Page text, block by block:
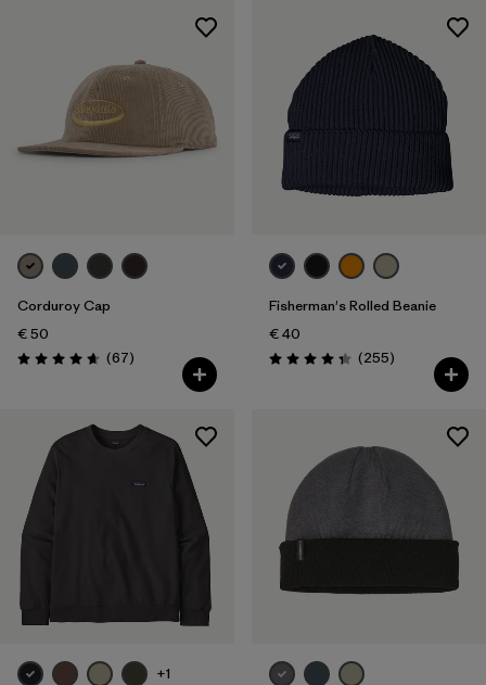
Corduroy Cap
€ 50
Puntuación: 4.7 / 5
(67Reseñas
)
Fisherman's Rolled Beanie
€ 40
Puntuación: 4.3 / 5
(255Reseñas
)
+1